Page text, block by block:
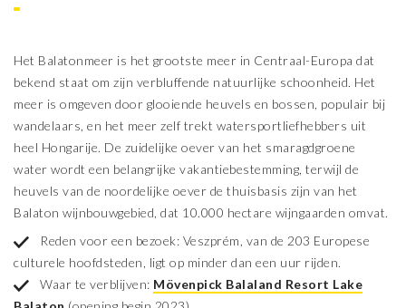
Het Balatonmeer is het grootste meer in Centraal-Europa dat
bekend staat om zijn verbluffende natuurlijke schoonheid. Het
meer is omgeven door glooiende heuvels en bossen, populair bij
wandelaars, en het meer zelf trekt watersportliefhebbers uit
heel Hongarije. De zuidelijke oever van het smaragdgroene
water wordt een belangrijke vakantiebestemming, terwijl de
heuvels van de noordelijke oever de thuisbasis zijn van het
Balaton wijnbouwgebied, dat 10.000 hectare wijngaarden omvat.
Reden voor een bezoek: Veszprém, van de 203 Europese
culturele hoofdsteden, ligt op minder dan een uur rijden.
Waar te verblijven: Mövenpick Balaland Resort Lake